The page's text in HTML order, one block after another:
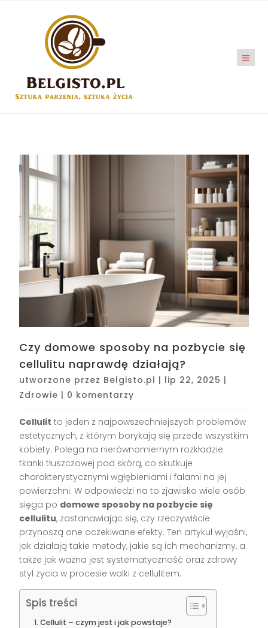
Czy domowe sposoby na pozbycie się
cellulitu naprawdę działają?
utworzone przez Belgisto.pl | lip 22, 2025 |
Zdrowie | 0 komentarzy
Cellulit to jeden z najpowszechniejszych problemów
estetycznych, z którym borykają się przede wszystkim
kobiety. Polega na nierównomiernym rozkładzie
tkanki tłuszczowej pod skórą, co skutkuje
charakterystycznymi wgłębieniami i falami na jej
powierzchni. W odpowiedzi na to zjawisko wiele osób
sięga po domowe sposoby na pozbycie się
cellulitu, zastanawiając się, czy rzeczywiście
przynoszą one oczekiwane efekty. Ten artykuł wyjaśni,
jak działają takie metody, jakie są ich mechanizmy, a
także jak ważna jest systematyczność oraz zdrowy
styl życia w procesie walki z cellulitem.
Spis treści
Cellulit – czym jest i jak powstaje?